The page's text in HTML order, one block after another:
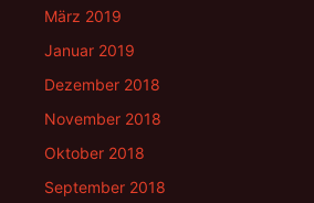
März 2019
Januar 2019
Dezember 2018
November 2018
Oktober 2018
September 2018